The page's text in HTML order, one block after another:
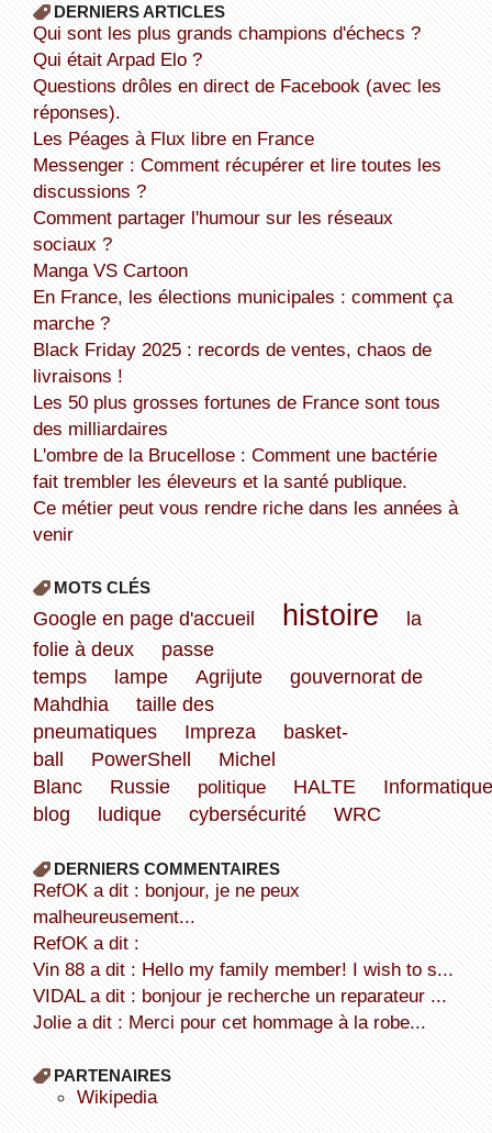
DERNIERS ARTICLES
Qui sont les plus grands champions d'échecs ?
Qui était Arpad Elo ?
Questions drôles en direct de Facebook (avec les
réponses).
Les Péages à Flux libre en France
Messenger : Comment récupérer et lire toutes les
discussions ?
Comment partager l'humour sur les réseaux
sociaux ?
Manga VS Cartoon
En France, les élections municipales : comment ça
marche ?
Black Friday 2025 : records de ventes, chaos de
livraisons !
Les 50 plus grosses fortunes de France sont tous
des milliardaires
L'ombre de la Brucellose : Comment une bactérie
fait trembler les éleveurs et la santé publique.
Ce métier peut vous rendre riche dans les années à
venir
MOTS CLÉS
Google en page d'accueil histoire
la
folie à deux
passe
temps
lampe Agrijute
gouvernorat de
Mahdhia
taille des
pneumatiques
Impreza
basket-
ball
PowerShell
Michel
Blanc
Russie politique HALTE
Informatique
blog
ludique cybersécurité WRC
DERNIERS COMMENTAIRES
refOK a dit : bonjour, je ne peux
malheureusement...
refOK a dit :
Vin 88 a dit : Hello my family member! I wish to s...
VIDAL a dit : bonjour je recherche un reparateur ...
Jolie a dit : Merci pour cet hommage à la robe...
PARTENAIRES
wikipedia